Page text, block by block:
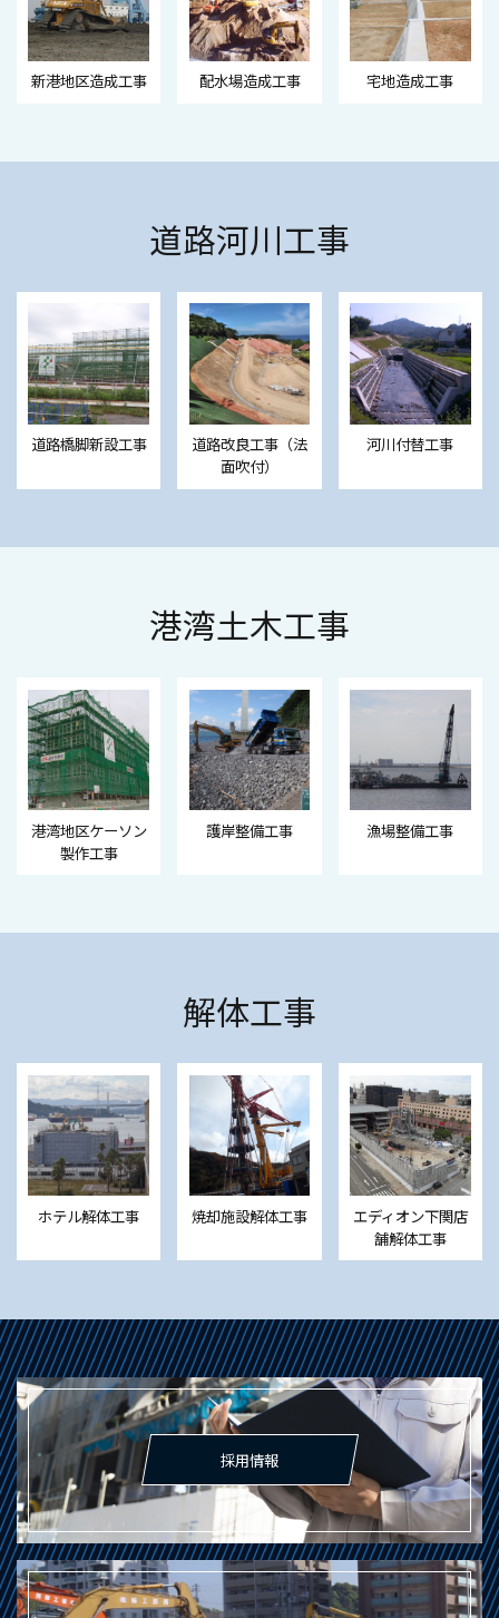
新港地区造成工事 配水場造成工事 宅地造成工事
道路河川工事
道路橋脚新設工事
道路改良工事（法
面吹付）
河川付替工事
港湾土木工事
港湾地区ケーソン
製作工事
護岸整備工事 漁場整備工事
解体工事
ホテル解体工事 焼却施設解体工事
エディオン下関店
舗解体工事
採用情報